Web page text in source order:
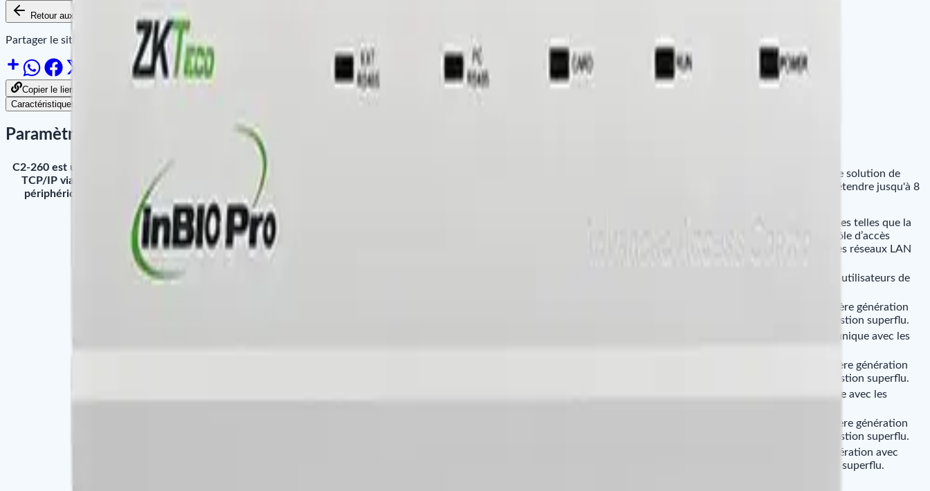
Retour aux produits Ajouter au panier
Partager le site sur :
Copier le lien pour partager
Caractéristiques
Paramètres
C2-260 est un mini panneau de commande IP à deux portes. Il prend en charge la communication
TCP/IP via le réseau LAN ou WAN, et la communication RS485 qui permet une extension aux
périphériques RS485 tels que DM10, AUX485, WR485. La série correspond parfaitement au
logiciel Web
//zktecoma.com/product/zkaccess3-5/">ZKBioAccess pour fournir une solution de
sécurité RFID. C2-260 peut contrôler deux portes par défaut. Il peut s'étendre jusqu'à 8
InBio Pro Series
est un produits de haut gamme orientée avec des fonctionnalités uniques telles que la
vérification intégrée des empreintes digitales et des fonctions de contrôle d’accès
avancées, qui peuvent être gérées par la communication TCP / IP via des réseaux LAN
Prend en charge jusqu’à 20 000 modèles d’empreintes digitales, 60 000 utilisateurs de
réunit des panneaux de contrôle d'accès biométrique d’une porte dernière génération
avec application Internet intégrée qui rend tout besoin de logiciel de gestion superflu.
La série Pro prend en charge n’importe quel lecteur de tiers qui communique avec les
réunit des panneaux de contrôle d'accès biométrique de 2 portes dernière génération
avec application Internet intégrée qui rend tout besoin de logiciel de gestion superflu.
Atlas Bio
La série prend en charge n’importe quel lecteur de tiers qui communique avec les
réunit des panneaux de contrôle d'accès biométrique de 4 portes dernière génération
avec application Internet intégrée qui rend tout besoin de logiciel de gestion superflu.
réunit des panneaux de contrôle d'accès RFID de 4 portes dernière génération avec
application Internet intégrée qui rend tout besoin de logiciel de gestion superflu.